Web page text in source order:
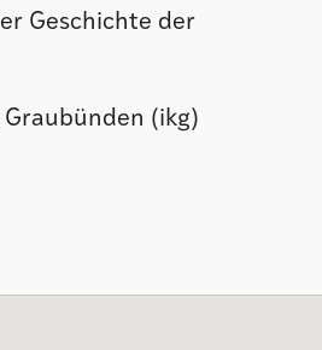
Geschichte der
(ikg)